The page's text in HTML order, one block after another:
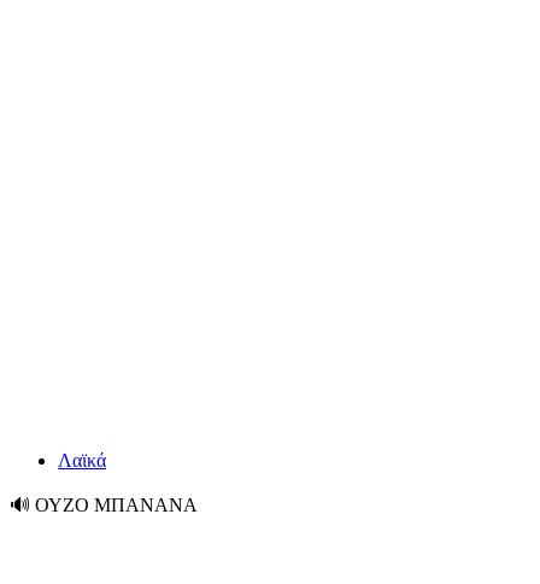
Λαϊκά
🔊 ΟΥΖΟ ΜΠΑΝΑΝΑ